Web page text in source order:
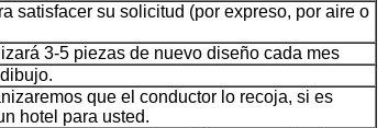
satisfacer su solicitud (por expreso, por aire o
3-5 piezas de nuevo diseño cada mes
que el conductor lo recoja, si es
hotel para usted.